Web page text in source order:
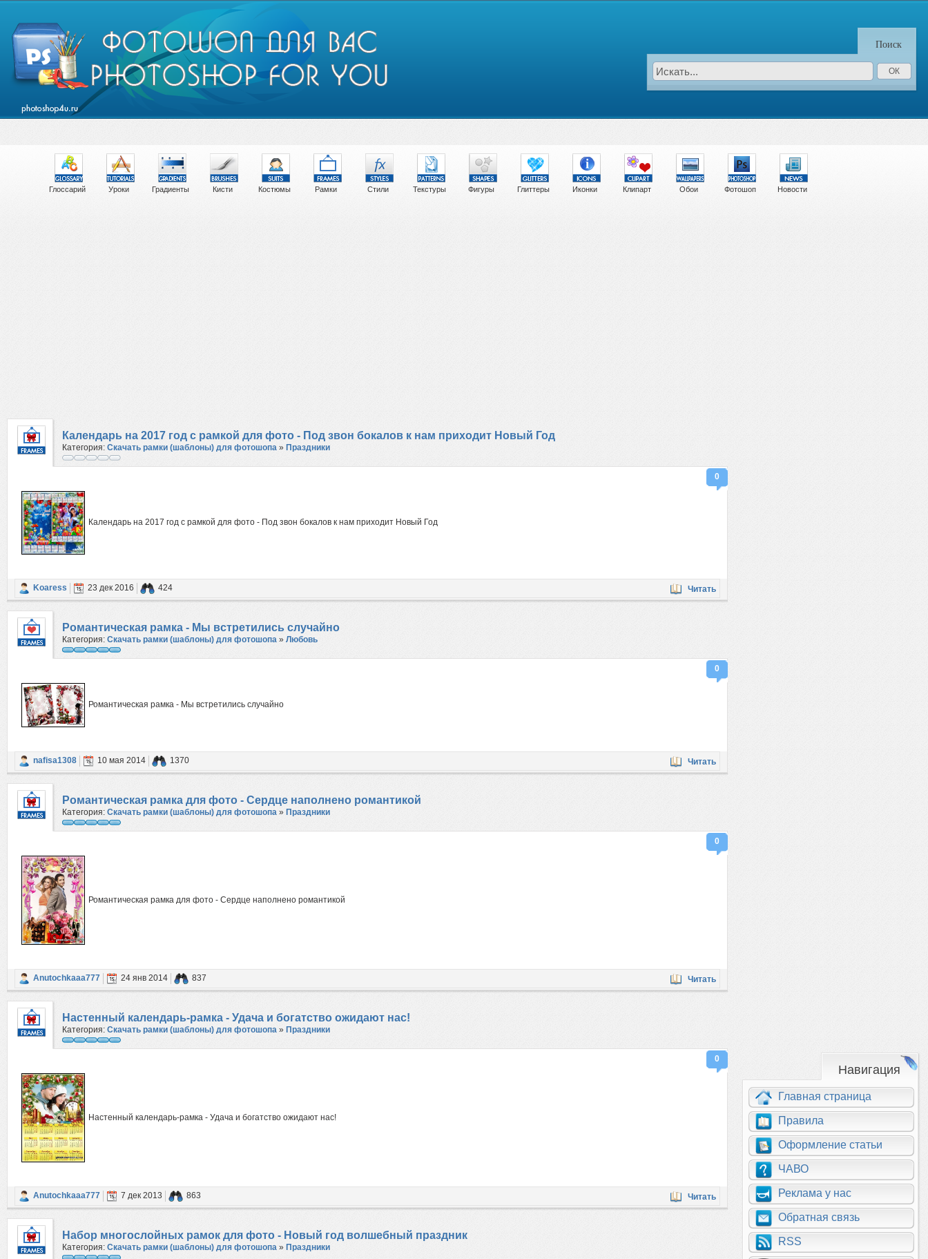
Глоссарий Уроки Градиенты Кисти Костюмы Рамки Стили Текстуры Фигуры Глиттеры Иконки Клипарт Обои Фотошоп Новости
Поиск
Календарь на 2017 год с рамкой для фото - Под звон бокалов к нам приходит Новый Год
Категория: Скачать рамки (шаблоны) для фотошопа » Праздники
0
Календарь на 2017 год с рамкой для фото - Под звон бокалов к нам приходит Новый Год
Читать
Koaress 23 дек 2016 424
Романтическая рамка - Мы встретились случайно
Категория: Скачать рамки (шаблоны) для фотошопа » Любовь
0
Романтическая рамка - Мы встретились случайно
Читать
nafisa1308 10 мая 2014 1370
Романтическая рамка для фото - Сердце наполнено романтикой
Категория: Скачать рамки (шаблоны) для фотошопа » Праздники
0
Романтическая рамка для фото - Сердце наполнено романтикой
Читать
Anutochkaaa777 24 янв 2014 837
Настенный календарь-рамка - Удача и богатство ожидают нас!
Категория: Скачать рамки (шаблоны) для фотошопа » Праздники
0
Настенный календарь-рамка - Удача и богатство ожидают нас!
Читать
Anutochkaaa777 7 дек 2013 863
Набор многослойных рамок для фото - Новый год волшебный праздник
Категория: Скачать рамки (шаблоны) для фотошопа » Праздники
Навигация
Главная страница
Правила
Оформление статьи
ЧАВО
Реклама у нас
Обратная связь
RSS